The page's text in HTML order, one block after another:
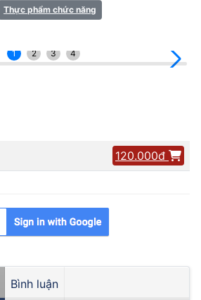
Thực phẩm chức năng
1 2 3 4
120.000đ
Bình luận